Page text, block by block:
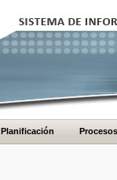
Planificación Procesos